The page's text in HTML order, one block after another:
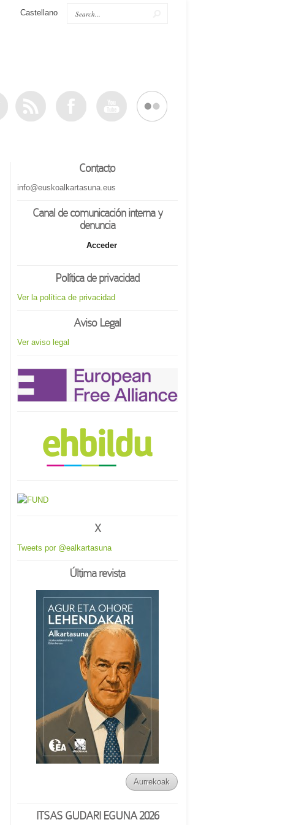
Castellano
Contacto
info@euskoalkartasuna.eus
Canal de comunicación interna y
denuncia
Acceder
Política de privacidad
Ver la política de privacidad
Aviso Legal
Ver aviso legal
X
Tweets por @ealkartasuna
Última revista
Aurrekoak
ITSAS GUDARI EGUNA 2026